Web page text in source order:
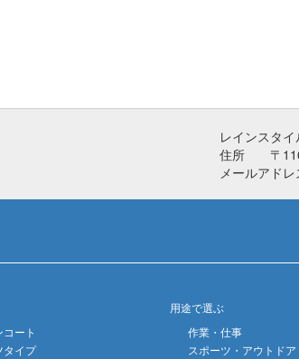
レインスタイ
住所 〒116-
メールアド
ート
タイプ
用途で選ぶ
作業・仕事
スポーツ・アウトドア